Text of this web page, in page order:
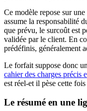
Ce modèle repose sur une
assume la responsabilité
que prévu, le surcoût est
validée par le client. En
prédéfinis, généralement
Le forfait suppose donc
cahier des charges précis
est réel-et il pèse cette
Le résumé en une